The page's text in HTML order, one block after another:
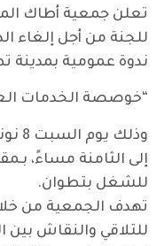
تعلن جمعية أطاك
للجنة من أجل إلغاء
ندوة عمومية بمدينة
“خوصصة الخدمات
إلى الثامنة مساءً،
للشغل بتطوان.
تهدف الجمعية من
للتلاقي والنقاش